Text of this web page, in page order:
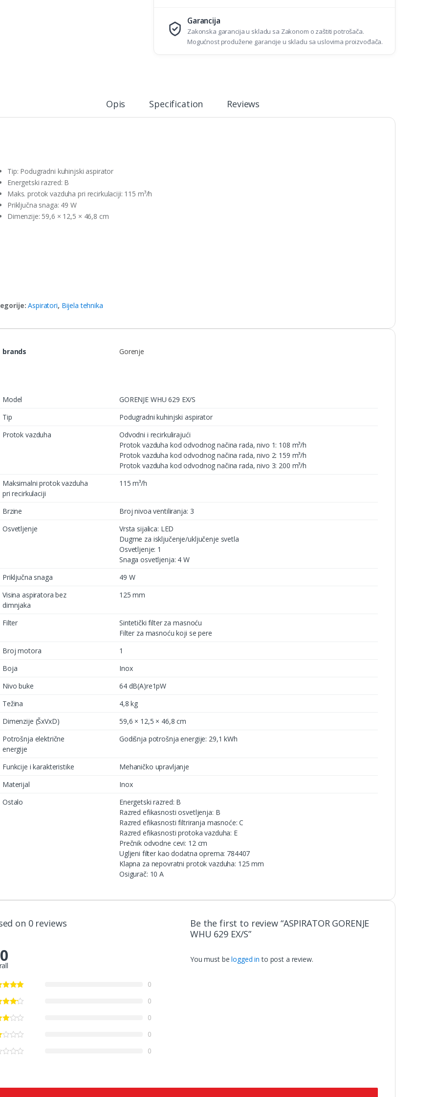
Garancija
Zakonska garancija u skladu sa Zakonom o zaštiti potrošača.
Mogućnost produžene garancije u skladu sa uslovima proizvođača.
Opis Specification Reviews
Tip: Podugradni kuhinjski aspirator
Energetski razred: B
Maks. protok vazduha pri recirkulaciji: 115 m³/h
Priključna snaga: 49 W
Dimenzije: 59,6 × 12,5 × 46,8 cm
Aspiratori, Bijela tehnika
brands Gorenje
Model
GORENJE WHU 629 EX/S
Tip
Podugradni kuhinjski aspirator
Protok vazduha
Odvodni i recirkulirajući
Protok vazduha kod odvodnog načina rada, nivo 1: 108 m³/h
Protok vazduha kod odvodnog načina rada, nivo 2: 159 m³/h
Protok vazduha kod odvodnog načina rada, nivo 3: 200 m³/h
Maksimalni protok vazduha
pri recirkulaciji
115 m³/h
Brzine
Broj nivoa ventiliranja: 3
Osvetljenje
Vrsta sijalica: LED
Dugme za isključenje/uključenje svetla
Osvetljenje: 1
Snaga osvetljenja: 4 W
Priključna snaga
49 W
Visina aspiratora bez
dimnjaka
125 mm
Filter
Sintetički filter za masnoću
Filter za masnoću koji se pere
Broj motora
1
Boja
Inox
Nivo buke
64 dB(A)re1pW
Težina
4,8 kg
Dimenzije (ŠxVxD)
59,6 × 12,5 × 46,8 cm
Potrošnja električne
energije
Godišnja potrošnja energije: 29,1 kWh
Funkcije i karakteristike
Mehaničko upravljanje
Materijal
Inox
Ostalo
Energetski razred: B
Razred efikasnosti osvetljenja: B
Razred efikasnosti filtriranja masnoće: C
Razred efikasnosti protoka vazduha: E
Prečnik odvodne cevi: 12 cm
Ugljeni filter kao dodatna oprema: 784407
Klapna za nepovratni protok vazduha: 125 mm
Osigurač: 10 A
on 0 reviews
0
0
0
0
0
Be the first to review “ASPIRATOR GORENJE
WHU 629 EX/S”
You must belogged in to post a review.